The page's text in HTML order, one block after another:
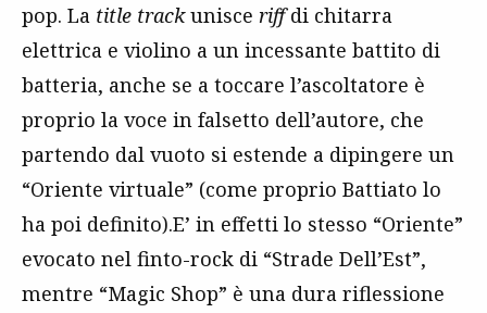
pop. La title trackunisce riffdi chitarra
elettrica e violino a un incessante battito di
batteria, anche se a toccare l’ascoltatore è
proprio la voce in falsetto dell’autore, che
partendo dal vuoto si estende a dipingere un
“Oriente virtuale” (come proprio Battiato lo
ha poi definito).E’ in effetti lo stesso “Oriente”
evocato nel finto-rock di “Strade Dell’Est”,
mentre “Magic Shop” è una dura riflessione